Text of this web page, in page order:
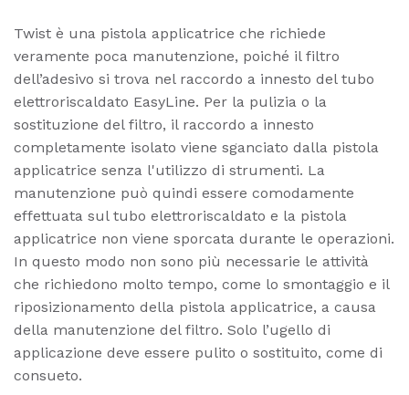
Twist è una pistola applicatrice che richiede
veramente poca manutenzione, poiché il filtro
dell’adesivo si trova nel raccordo a innesto del tubo
elettroriscaldato EasyLine. Per la pulizia o la
sostituzione del filtro, il raccordo a innesto
completamente isolato viene sganciato dalla pistola
applicatrice senza l'utilizzo di strumenti. La
manutenzione può quindi essere comodamente
effettuata sul tubo elettroriscaldato e la pistola
applicatrice non viene sporcata durante le operazioni.
In questo modo non sono più necessarie le attività
che richiedono molto tempo, come lo smontaggio e il
riposizionamento della pistola applicatrice, a causa
della manutenzione del filtro. Solo l’ugello di
applicazione deve essere pulito o sostituito, come di
consueto.